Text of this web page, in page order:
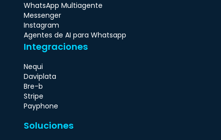
WhatsApp Multiagente
Messenger
Instagram
Agentes de AI para Whatsapp
Integraciones
Nequi
Daviplata
Bre-b
Stripe
Payphone
Soluciones